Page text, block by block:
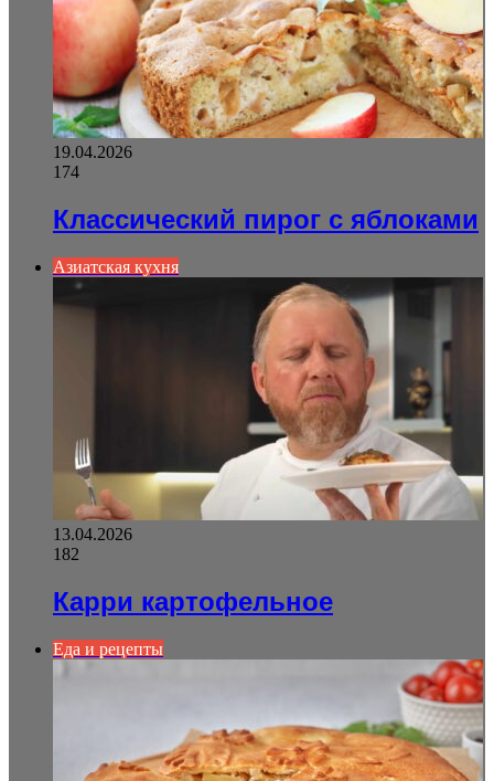
19.04.2026
174
Классический пирог с яблоками
Азиатская кухня
13.04.2026
182
Карри картофельное
Еда и рецепты